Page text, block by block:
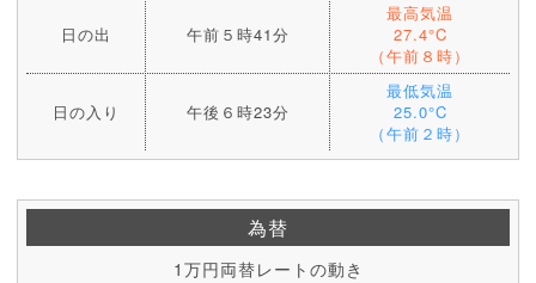
日の出 午前５時41分
最高気温
27.4°C
（午前８時）
日の入り 午後６時23分
最低気温
25.0°C
（午前２時）
為替
1万円両替レートの動き